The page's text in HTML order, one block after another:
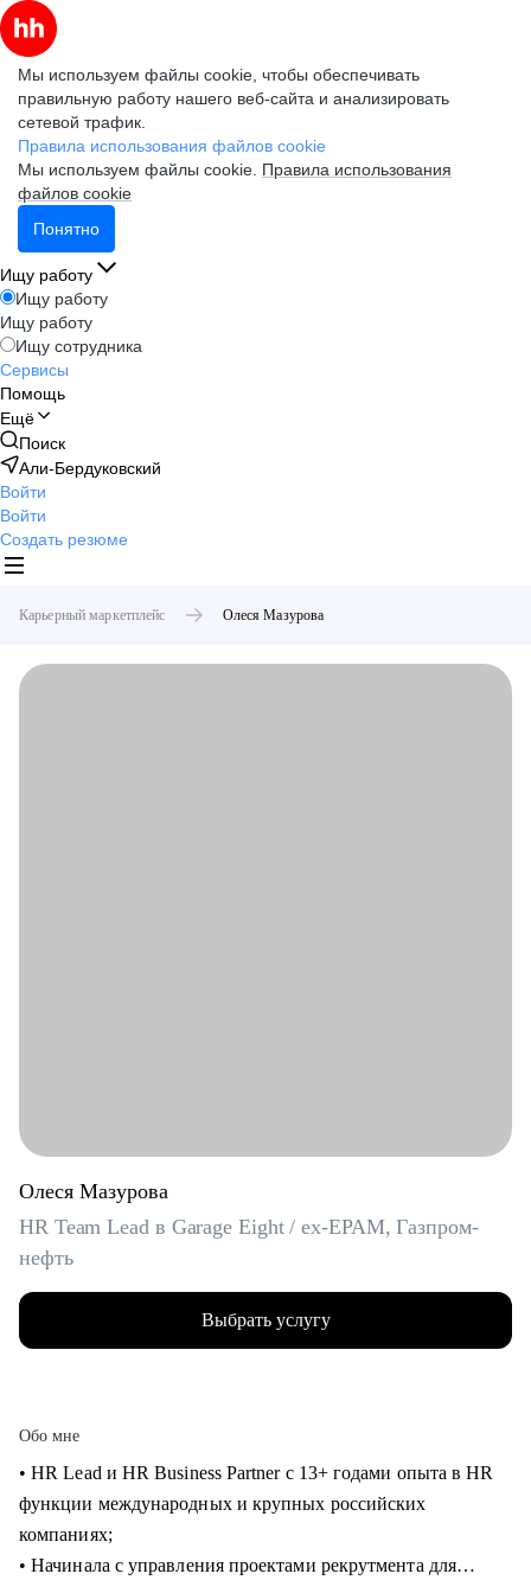
Мы используем файлы cookie, чтобы обеспечивать
правильную работу нашего веб-сайта и анализировать
сетевой трафик.
Правила использования файлов cookie
Мы используем файлы cookie. Правила использования
файлов cookie
Понятно
Ищу работу
Ищу работу
Ищу работу
Ищу сотрудника
Сервисы
Помощь
Ещё
Поиск
Али-Бердуковский
Войти
Войти
Создать резюме
Карьерный маркетплейс Олеся Мазурова
Олеся Мазурова
HR Team Lead в Garage Eight / ex-EPAM, Газпром-
нефть
Выбрать услугу
Обо мне
• HR Lead и HR Business Partner с 13+ годами опыта в HR
функции международных и крупных российских
компаниях;
• Начинала с управления проектами рекрутмента для